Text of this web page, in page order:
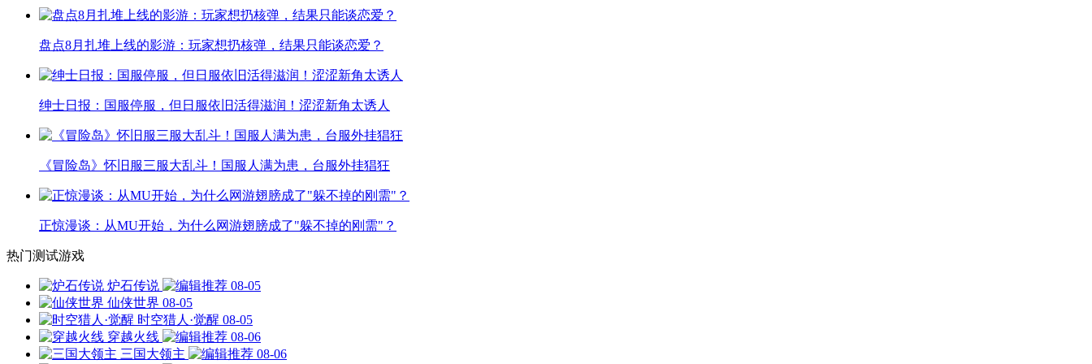
盘点8月扎堆上线的影游：玩家想扔核弹，结果只能谈恋爱？
绅士日报：国服停服，但日服依旧活得滋润！涩涩新角太诱人
《冒险岛》怀旧服三服大乱斗！国服人满为患，台服外挂猖狂
正惊漫谈：从MU开始，为什么网游翅膀成了"躲不掉的刚需"？
热门测试游戏
炉石传说
08-05
仙侠世界 08-05
时空猎人·觉醒 08-05
穿越火线
08-06
三国大领主
08-06